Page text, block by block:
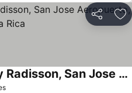
Compartir
Ver precios
Country Inn & Suites by Radisson, San Jose Aeropuerto, Costa Rica